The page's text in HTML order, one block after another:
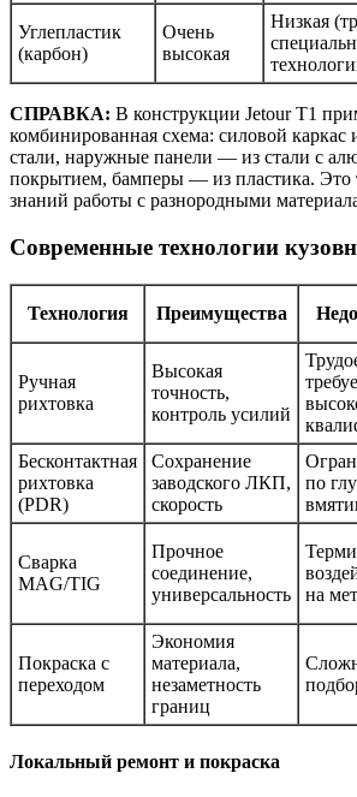
Углепластик
(карбон)
Очень
высокая
Низкая
СПРАВКА: В конструкции Jetour T1
комбинированная схема: силовой каркас
стали, наружные панели — из стали с
покрытием, бамперы — из пластика. Это
знаний работы с разнородными
Современные технологии
Технология Преимущества
Ручная
рихтовка
Высокая
точность,
контроль усилий
Бесконтактная
рихтовка
(PDR)
Сохранение
заводского ЛКП,
скорость
по
Сварка
MAG/TIG
Прочное
соединение,
универсальность
на
Покраска с
переходом
Экономия
материала,
незаметность
границ
Локальный ремонт и покраска